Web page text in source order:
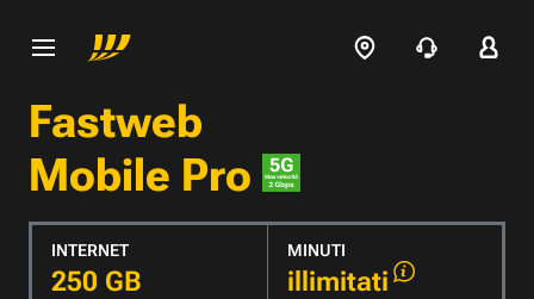
Fastweb
Mobile Pro
INTERNET
250 GB
MINUTI
illimitati